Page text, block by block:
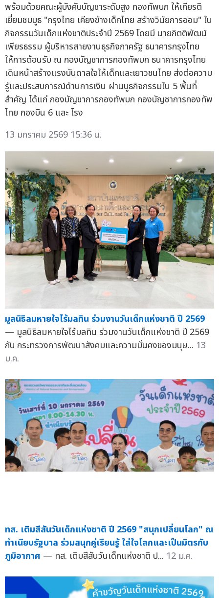
พร้อมด้วยคณะผู้บังคับบัญชาระดับสูง กองทัพบก ให้เกียรติ
เยี่ยมชมบูธ "กรุงไทย เคียงข้างเด็กไทย สร้างวินัยการออม" ใน
กิจกรรมวันเด็กแห่งชาติประจำปี 2569 โดยมี นายกิตติพัฒน์
เพียรธรรม ผู้บริหารสายงานธุรกิจภาครัฐ ธนาคารกรุงไทย
ให้การต้อนรับ ณ กองบัญชาการกองทัพบก ธนาคารกรุงไทย
เดินหน้าสร้างแรงบันดาลใจให้เด็กและเยาวชนไทย ส่งต่อความ
รู้และประสบการณ์ด้านการเงิน ผ่านบูธกิจกรรมใน 5 พื้นที่
สำคัญ ได้แก่ กองบัญชาการกองทัพบก กองบัญชาการกองทัพ
ไทย กองบิน 6 และ โรง
13 มกราคม 2569 15:36 น.
มูลนิธิลมหายใจไร้มลทิน ร่วมงานวันเด็กแห่งชาติ ปี 2569
— มูลนิธิลมหายใจไร้มลทิน ร่วมงานวันเด็กแห่งชาติ ปี 2569
กับ กระทรวงการพัฒนาสังคมและความมั่นคงของมนุษ... 13
ม.ค.
ทส. เติมสีสันวันเด็กแห่งชาติ ปี 2569 "สนุกเปลี่ยนโลก" ณ
ทำเนียบรัฐบาล ร่วมสนุกคู่เรียนรู้ ใส่ใจโลกและเป็นมิตรกับ
ภูมิอากาศ — ทส. เติมสีสันวันเด็กแห่งชาติ ป... 12 ม.ค.